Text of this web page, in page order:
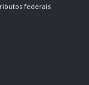
federais